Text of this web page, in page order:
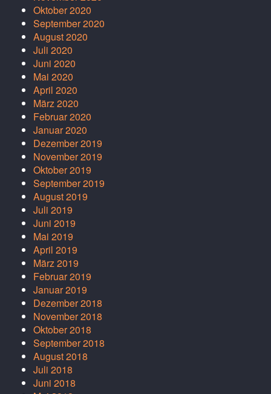
Oktober 2020
September 2020
August 2020
Juli 2020
Juni 2020
Mai 2020
April 2020
März 2020
Februar 2020
Januar 2020
Dezember 2019
November 2019
Oktober 2019
September 2019
August 2019
Juli 2019
Juni 2019
Mai 2019
April 2019
März 2019
Februar 2019
Januar 2019
Dezember 2018
November 2018
Oktober 2018
September 2018
August 2018
Juli 2018
Juni 2018